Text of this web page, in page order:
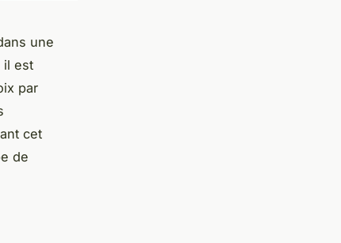
une
il est
par
cet
de